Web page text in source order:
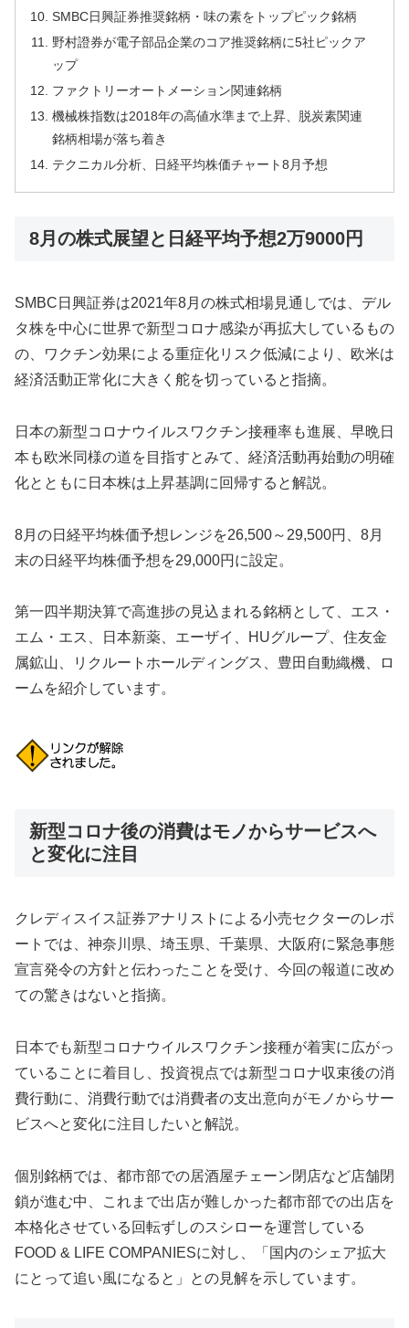
SMBC日興証券推奨銘柄・味の素をトップピック銘柄
野村證券が電子部品企業のコア推奨銘柄に5社ピックア
ップ
ファクトリーオートメーション関連銘柄
機械株指数は2018年の高値水準まで上昇、脱炭素関連
銘柄相場が落ち着き
テクニカル分析、日経平均株価チャート8月予想
8月の株式展望と日経平均予想2万9000円
SMBC日興証券は2021年8月の株式相場見通しでは、デル
タ株を中心に世界で新型コロナ感染が再拡大しているもの
の、ワクチン効果による重症化リスク低減により、欧米は
経済活動正常化に大きく舵を切っていると指摘。
日本の新型コロナウイルスワクチン接種率も進展、早晩日
本も欧米同様の道を目指すとみて、経済活動再始動の明確
化とともに日本株は上昇基調に回帰すると解説。
8月の日経平均株価予想レンジを26,500～29,500円、8月
末の日経平均株価予想を29,000円に設定。
第一四半期決算で高進捗の見込まれる銘柄として、エス・
エム・エス、日本新薬、エーザイ、HUグループ、住友金
属鉱山、リクルートホールディングス、豊田自動織機、ロ
ームを紹介しています。
新型コロナ後の消費はモノからサービスへ
と変化に注目
クレディスイス証券アナリストによる小売セクターのレポ
ートでは、神奈川県、埼玉県、千葉県、大阪府に緊急事態
宣言発令の方針と伝わったことを受け、今回の報道に改め
ての驚きはないと指摘。
日本でも新型コロナウイルスワクチン接種が着実に広がっ
ていることに着目し、投資視点では新型コロナ収束後の消
費行動に、消費行動では消費者の支出意向がモノからサー
ビスへと変化に注目したいと解説。
個別銘柄では、都市部での居酒屋チェーン閉店など店舗閉
鎖が進む中、これまで出店が難しかった都市部での出店を
本格化させている回転ずしのスシローを運営している
FOOD & LIFE COMPANIESに対し、「国内のシェア拡大
にとって追い風になると」との見解を示しています。